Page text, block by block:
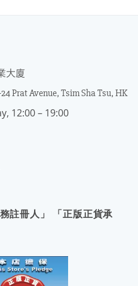
大廈
Prat Avenue, Tsim Sha Tsu, HK
12:00 – 19:00
註冊人」 「正版正貨承